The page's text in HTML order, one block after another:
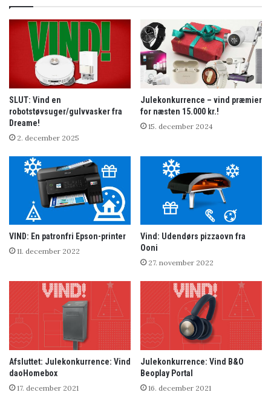
SLUT: Vind en
robotstøvsuger/gulvvasker fra
Dreame!
2. december 2025
Julekonkurrence – vind præmier
for næsten 15.000 kr.!
15. december 2024
VIND: En patronfri Epson-printer
11. december 2022
Vind: Udendørs pizzaovn fra
Ooni
27. november 2022
Afsluttet: Julekonkurrence: Vind
daoHomebox
17. december 2021
Julekonkurrence: Vind B&O
Beoplay Portal
16. december 2021